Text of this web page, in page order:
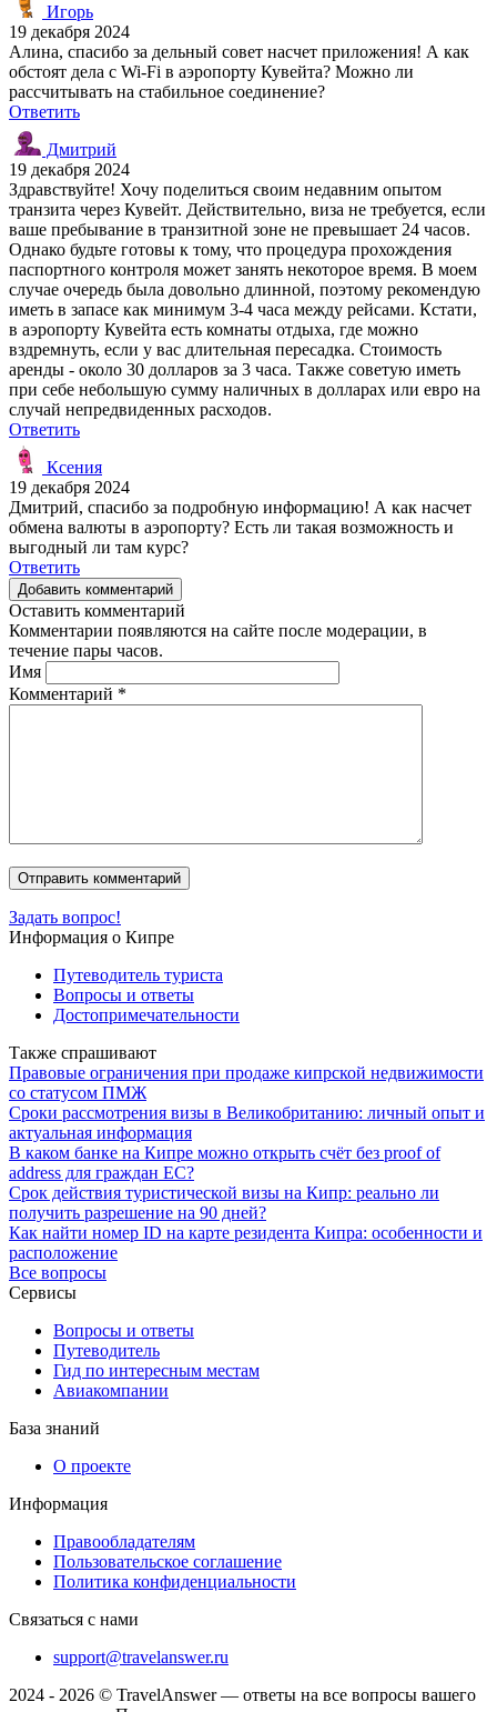
Игорь
19 декабря 2024
Алина, спасибо за дельный совет насчет приложения! А как
обстоят дела с Wi-Fi в аэропорту Кувейта? Можно ли
рассчитывать на стабильное соединение?
Ответить
Дмитрий
19 декабря 2024
Здравствуйте! Хочу поделиться своим недавним опытом
транзита через Кувейт. Действительно, виза не требуется, если
ваше пребывание в транзитной зоне не превышает 24 часов.
Однако будьте готовы к тому, что процедура прохождения
паспортного контроля может занять некоторое время. В моем
случае очередь была довольно длинной, поэтому рекомендую
иметь в запасе как минимум 3-4 часа между рейсами. Кстати,
в аэропорту Кувейта есть комнаты отдыха, где можно
вздремнуть, если у вас длительная пересадка. Стоимость
аренды - около 30 долларов за 3 часа. Также советую иметь
при себе небольшую сумму наличных в долларах или евро на
случай непредвиденных расходов.
Ответить
Ксения
19 декабря 2024
Дмитрий, спасибо за подробную информацию! А как насчет
обмена валюты в аэропорту? Есть ли такая возможность и
выгодный ли там курс?
Ответить
Добавить комментарий
Оставить комментарий
Комментарии появляются на сайте после модерации, в
течение пары часов.
Имя
Комментарий *
Задать вопрос!
Информация о Кипре
Путеводитель туриста
Вопросы и ответы
Достопримечательности
Также спрашивают
Правовые ограничения при продаже кипрской недвижимости
со статусом ПМЖ
Сроки рассмотрения визы в Великобританию: личный опыт и
актуальная информация
В каком банке на Кипре можно открыть счёт без proof of
address для граждан ЕС?
Срок действия туристической визы на Кипр: реально ли
получить разрешение на 90 дней?
Как найти номер ID на карте резидента Кипра: особенности и
расположение
Все вопросы
Сервисы
Вопросы и ответы
Путеводитель
Гид по интересным местам
Авиакомпании
База знаний
О проекте
Информация
Правообладателям
Пользовательское соглашение
Политика конфиденциальности
Связаться с нами
support@travelanswer.ru
2024 - 2026 © TravelAnswer — ответы на все вопросы вашего